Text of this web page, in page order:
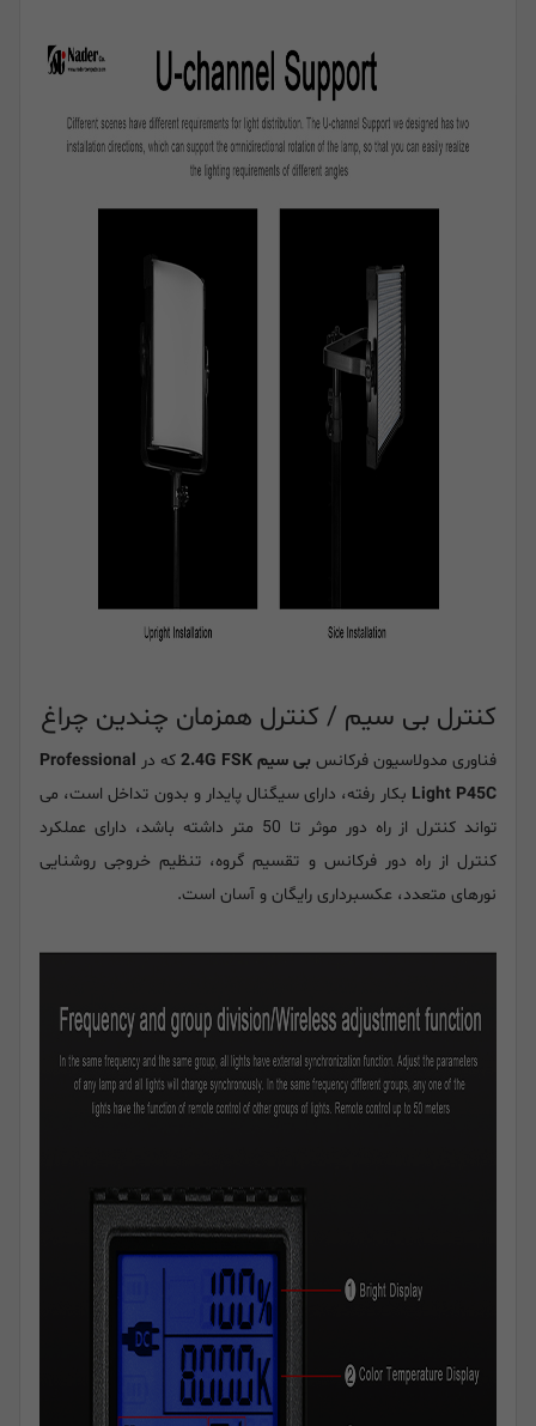
کنترل بی سیم / کنترل همزمان چندین چراغ
فناوری مدولاسیون فرکانس بی سیم 2.4G FSK که در Professional
Light P45C بکار رفته، دارای سیگنال پایدار و بدون تداخل است، می
تواند کنترل از راه دور موثر تا 50 متر داشته باشد، دارای عملکرد
کنترل از راه دور فرکانس و تقسیم گروه، تنظیم خروجی روشنایی
نورهای متعدد، عکسبرداری رایگان و آسان است.